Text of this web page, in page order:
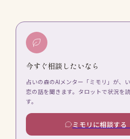
今すぐ相談したいなら
占いの森のAIメンター「ミモリ」が、
恋の話を聞きます。タロットで状況を
す。
ミモリに相談する